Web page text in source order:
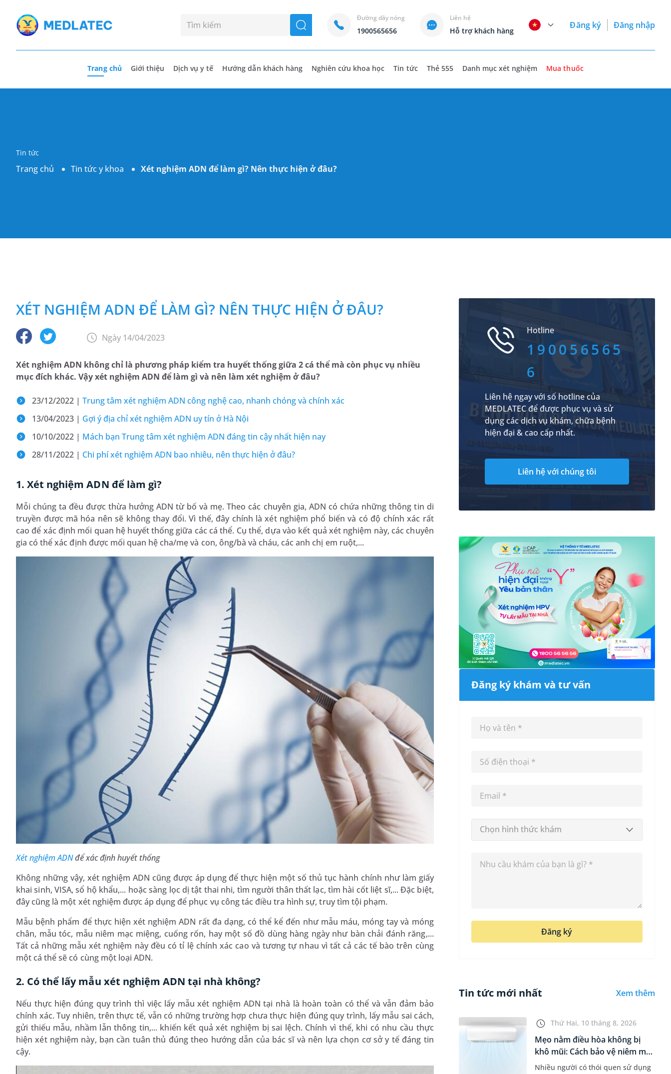
seach
Đường dây nóng
1900565656
Liên hệ
Hỗ trợ khách hàng
Đăng ký Đăng nhập
Trang chủ Giới thiệu Dịch vụ y tế Hướng dẫn khách hàng Nghiên cứu khoa học Tin tức Thẻ 555 Danh mục xét nghiệm Mua thuốc
Tin tức
Trang chủ Tin tức y khoa Xét nghiệm ADN để làm gì? Nên thực hiện ở đâu?
XÉT NGHIỆM ADN ĐỂ LÀM GÌ? NÊN THỰC HIỆN Ở ĐÂU?
Ngày 14/04/2023
Xét nghiệm ADN không chỉ là phương pháp kiểm tra huyết thống giữa 2 cá thể mà còn phục vụ nhiều
mục đích khác. Vậy xét nghiệm ADN để làm gì và nên làm xét nghiệm ở đâu?
23/12/2022 | Trung tâm xét nghiệm ADN công nghệ cao, nhanh chóng và chính xác
13/04/2023 | Gợi ý địa chỉ xét nghiệm ADN uy tín ở Hà Nội
10/10/2022 | Mách bạn Trung tâm xét nghiệm ADN đáng tin cậy nhất hiện nay
28/11/2022 | Chi phí xét nghiệm ADN bao nhiêu, nên thực hiện ở đâu?
1. Xét nghiệm ADN để làm gì?
Mỗi chúng ta đều được thừa hưởng ADN từ bố và mẹ. Theo các chuyên gia, ADN có chứa những thông tin di
truyền được mã hóa nên sẽ không thay đổi. Vì thế, đây chính là xét nghiệm phổ biến và có độ chính xác rất
cao để xác định mối quan hệ huyết thống giữa các cá thể. Cụ thể, dựa vào kết quả xét nghiệm này, các chuyên
gia có thể xác định được mối quan hệ cha/mẹ và con, ông/bà và cháu, các anh chị em ruột,...
Xét nghiệm ADNđể xác định huyết thống
Không những vậy, xét nghiệm ADN cũng được áp dụng để thực hiện một số thủ tục hành chính như làm giấy
khai sinh, VISA, sổ hộ khẩu,... hoặc sàng lọc dị tật thai nhi, tìm người thân thất lạc, tìm hài cốt liệt sĩ,... Đặc biệt,
đây cũng là một xét nghiệm được áp dụng để phục vụ công tác điều tra hình sự, truy tìm tội phạm.
Mẫu bệnh phẩm để thực hiện xét nghiệm ADN rất đa dạng, có thể kể đến như mẫu máu, móng tay và móng
chân, mẫu tóc, mẫu niêm mạc miệng, cuống rốn, hay một số đồ dùng hàng ngày như bàn chải đánh răng,...
Tất cả những mẫu xét nghiệm này đều có tỉ lệ chính xác cao và tương tự nhau vì tất cả các tế bào trên cùng
một cá thể sẽ có cùng một loại ADN.
2. Có thể lấy mẫu xét nghiệm ADN tại nhà không?
Nếu thực hiện đúng quy trình thì việc lấy mẫu xét nghiệm ADN tại nhà là hoàn toàn có thể và vẫn đảm bảo
chính xác. Tuy nhiên, trên thực tế, vẫn có những trường hợp chưa thực hiện đúng quy trình, lấy mẫu sai cách,
gửi thiếu mẫu, nhầm lẫn thông tin,... khiến kết quả xét nghiệm bị sai lệch. Chính vì thế, khi có nhu cầu thực
hiện xét nghiệm này, bạn cần tuân thủ đúng theo hướng dẫn của bác sĩ và nên lựa chọn cơ sở y tế đáng tin
cậy.
Hotline
190056565
6
Liên hệ ngay với số hotline của
MEDLATEC để được phục vụ và sử
dụng các dịch vụ khám, chữa bệnh
hiện đại & cao cấp nhất.
Liên hệ với chúng tôi
Đăng ký khám và tư vấn
Chọn hình thức khám
Đăng ký
Tin tức mới nhất Xem thêm
Thứ Hai, 10 tháng 8, 2026
Mẹo nằm điều hòa không bị
khô mũi: Cách bảo vệ niêm mạc
m...
Nhiều người có thói quen sử dụng